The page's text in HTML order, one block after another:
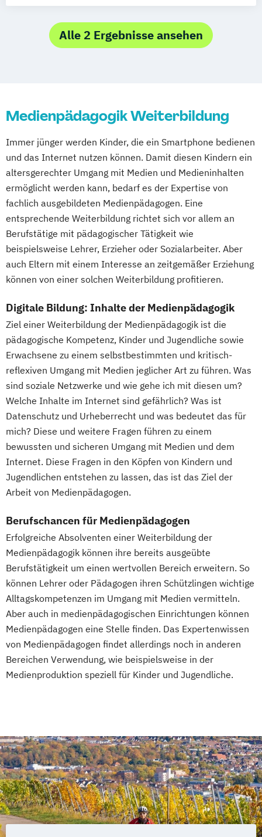
Medieninformatik
Alle 2 Ergebnisse ansehen
Medienpädagogik Weiterbildung
Immer jünger werden Kinder, die ein Smartphone bedienen
und das Internet nutzen können. Damit diesen Kindern ein
altersgerechter Umgang mit Medien und Medieninhalten
ermöglicht werden kann, bedarf es der Expertise von
fachlich ausgebildeten Medienpädagogen. Eine
entsprechende Weiterbildung richtet sich vor allem an
Berufstätige mit pädagogischer Tätigkeit wie
beispielsweise Lehrer, Erzieher oder Sozialarbeiter. Aber
auch Eltern mit einem Interesse an zeitgemäßer Erziehung
können von einer solchen Weiterbildung profitieren.
Digitale Bildung: Inhalte der Medienpädagogik
Ziel einer Weiterbildung der Medienpädagogik ist die
pädagogische Kompetenz, Kinder und Jugendliche sowie
Erwachsene zu einem selbstbestimmten und kritisch-
reflexiven Umgang mit Medien jeglicher Art zu führen. Was
sind soziale Netzwerke und wie gehe ich mit diesen um?
Welche Inhalte im Internet sind gefährlich? Was ist
Datenschutz und Urheberrecht und was bedeutet das für
mich? Diese und weitere Fragen führen zu einem
bewussten und sicheren Umgang mit Medien und dem
Internet. Diese Fragen in den Köpfen von Kindern und
Jugendlichen entstehen zu lassen, das ist das Ziel der
Arbeit von Medienpädagogen.
Berufschancen für Medienpädagogen
Erfolgreiche Absolventen einer Weiterbildung der
Medienpädagogik können ihre bereits ausgeübte
Berufstätigkeit um einen wertvollen Bereich erweitern. So
können Lehrer oder Pädagogen ihren Schützlingen wichtige
Alltagskompetenzen im Umgang mit Medien vermitteln.
Aber auch in medienpädagogischen Einrichtungen können
Medienpädagogen eine Stelle finden. Das Expertenwissen
von Medienpädagogen findet allerdings noch in anderen
Bereichen Verwendung, wie beispielsweise in der
Medienproduktion speziell für Kinder und Jugendliche.